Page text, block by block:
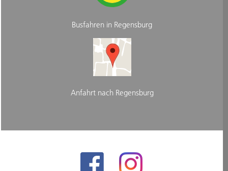
Busfahren in Regensburg
Anfahrt nach Regensburg